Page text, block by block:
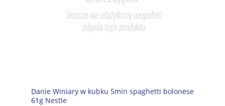
Danie Winiary w kubku 5min spaghetti bolonese
61g Nestle